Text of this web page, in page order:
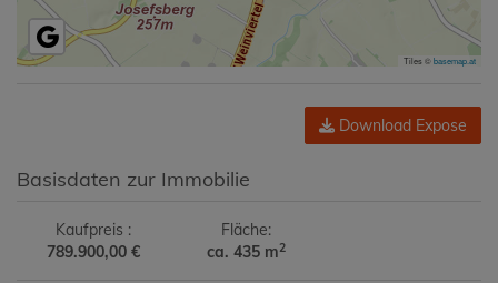
Tiles ©basemap.at
Download Expose
Basisdaten zur Immobilie
Kaufpreis
789.900,00 €
Fläche
ca. 435 m2